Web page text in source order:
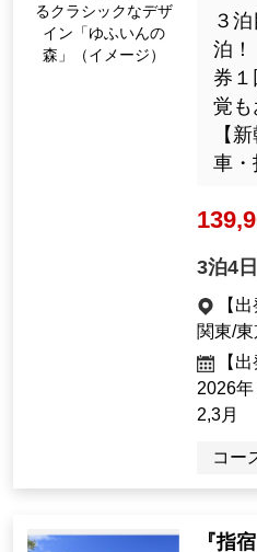
ming and sand bathing.
toes and eggs in the
Hot Spring
A sand bath hot
Sand bath therapy has
e Genroku period,
nd expelling waste
rded in the Mikuni
0 years ago during the
herapy spread further
he beginning of the
he agricultural off-
with visitors from all
ical study by the
るクラシックなデザ
イン「ゆふいんの
森」（イメージ）
３
泊！
券
覚も
【
車・
3泊4
【
関東/
【
2026
2,3月
コー
『指